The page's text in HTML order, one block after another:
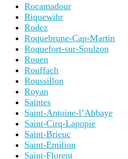
Rocamadour
Riquewihr
Rodez
Roquebrune-Cap-Martin
Roquefort-sur-Soulzon
Rouen
Rouffach
Roussillon
Royan
Saintes
Saint-Antoine-l’Abbaye
Saint-Cirq-Lapopie
Saint-Brieuc
Saint-Emilion
Saint-Florent